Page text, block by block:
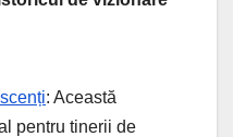
: Această
pentru tinerii de